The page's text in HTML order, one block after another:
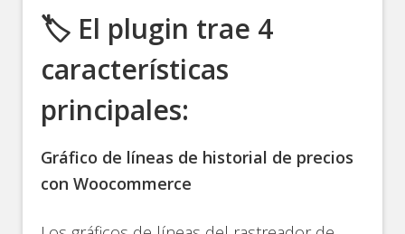
🏷️ El plugin trae 4
características
principales:
Gráfico de líneas de historial de precios
con Woocommerce